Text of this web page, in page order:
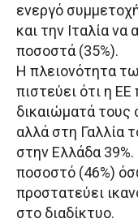
ενεργό
και την Ιταλία
ποσοστά (35%).
Η πλειονότητα
πιστεύει ότι η
δικαιώματά τους
αλλά στη Γαλλία
στην Ελλάδα
ποσοστό (46%)
προστατεύει
στο διαδίκτυο.